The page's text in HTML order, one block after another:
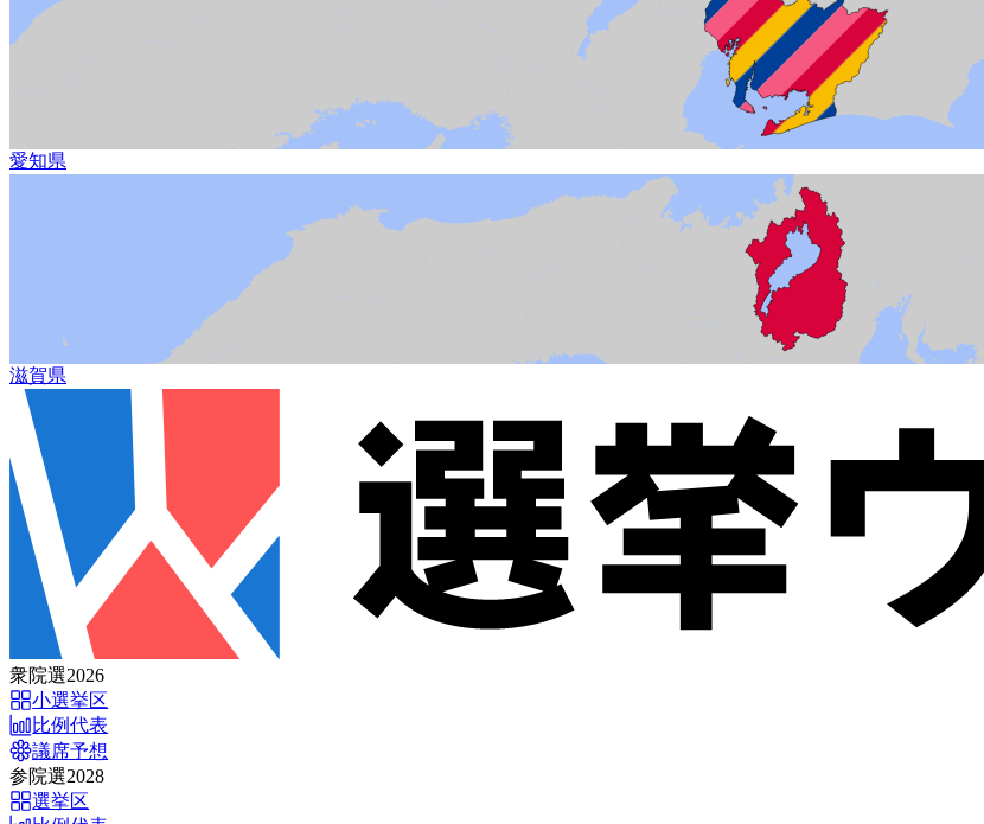
愛知県
滋賀県
衆院選2026
小選挙区
比例代表
議席予想
参院選2028
選挙区